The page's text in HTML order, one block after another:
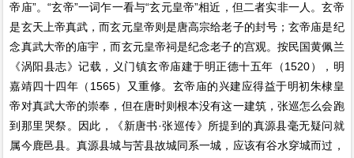
帝庙”。“玄帝”一词乍一看与“玄元皇帝”相近，但二者实非一人。玄帝
是玄天上帝真武，而玄元皇帝则是唐高宗给老子的封号；玄帝庙是纪
念真武大帝的庙宇，而玄元皇帝祠是纪念老子的宫观。按民国黄佩兰
《涡阳县志》记载，义门镇玄帝庙建于明正德十五年（1520），明
嘉靖四十四年（1565）又重修。玄帝庙的兴建应得益于明初朱棣皇
帝对真武大帝的崇奉，但在唐时则根本没有这一建筑，张巡怎么会跑
到那里哭祭。因此，《新唐书·张巡传》所提到的真源县毫无疑问就
属今鹿邑县。真源县城与苦县故城同系一城，应该有谷水穿城而过，